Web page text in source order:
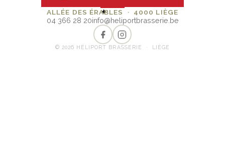
✦
ALLÉE DES ÉRABLES · 4000 LIÈGE
04 366 28 20info@heliportbrasserie.be
© 2026 HÉLIPORT BRASSERIE · LIÈGE